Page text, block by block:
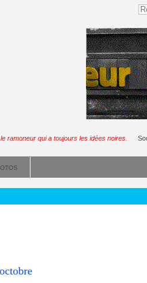
ramoneur qui a toujours les idées noires.
octobre